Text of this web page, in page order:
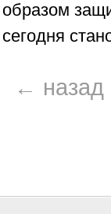
образом
сегодня
← назад